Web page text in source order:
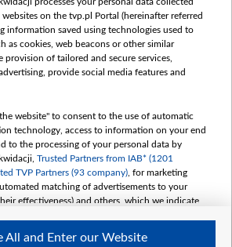
Бяспека
Youtube
Белсат news
Белсат Shorts
Жэстачайшы мульт
Belsat English
Biełsat PL
Белсат Now
Белсат History
Белсат Music
on the tvp.pl Portal (hereinafter referred
information saved using technologies used to
as cookies, web beacons or other similar
provision of tailored and secure services,
provide social media features and
website" to consent to the use of automatic
technology, access to information on your end
to the processing of your personal data by
Trusted Partners from IAB* (1201
TVP Partners (93 company) , for marketing
matching of advertisements to your
effectiveness) and others, which we indicate
your data by TVP S.A. w likwidacji are as
All and Enter our Website